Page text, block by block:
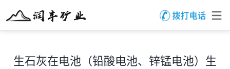
生石灰在电池（铅酸电池、锌锰电池）生